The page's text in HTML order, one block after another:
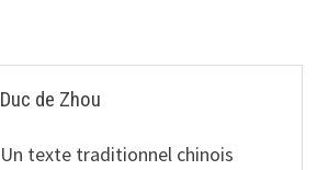
Duc de Zhou
Un texte traditionnel chinois